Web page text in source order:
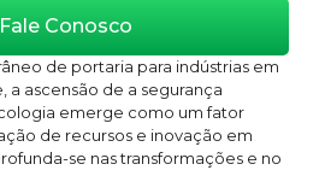
Fale Conosco
de portaria para indústrias em
a ascensão de a segurança
emerge como um fator
de recursos e inovação em
se nas transformações e no